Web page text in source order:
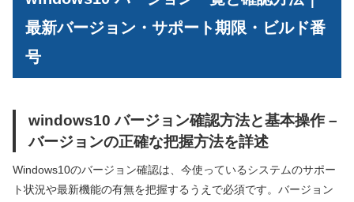
最新バージョン・サポート期限・ビルド番
号
windows10 バージョン確認方法と基本操作 –
バージョンの正確な把握方法を詳述
Windows10のバージョン確認は、今使っているシステムのサポー
ト状況や最新機能の有無を把握するうえで必須です。バージョン